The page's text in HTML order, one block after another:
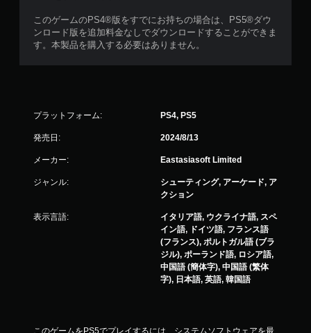
このゲームのPS4®版をすでにお持ちの場合は、PS5®ダウ
ンロード版を追加料金なしでダウンロードすることができま
す。本製品を購入する必要はありません。
プラットフォーム: PS4, PS5
発売日: 2024/8/13
メーカー: Eastasiasoft Limited
ジャンル:
シューティング, アーケード, ア
クション
表示言語:
イタリア語, ウクライナ語, スペ
イン語, ドイツ語, フランス語
(フランス), ポルトガル語 (ブラ
ジル), ポーランド語, ロシア語,
中国語 (簡体字), 中国語 (繁体
字), 日本語, 英語, 韓国語
このゲームをPS5でプレイするには、システムソフトウェアを最